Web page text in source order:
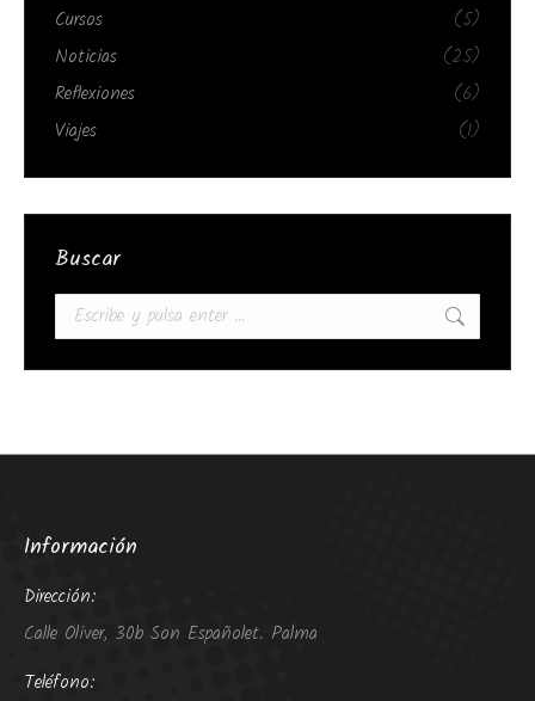
Cursos
(5)
Noticias
(25)
Reflexiones
(6)
Viajes
(1)
Buscar
Buscar:
Información
Dirección:
Calle Oliver, 30b Son Españolet. Palma
Teléfono: